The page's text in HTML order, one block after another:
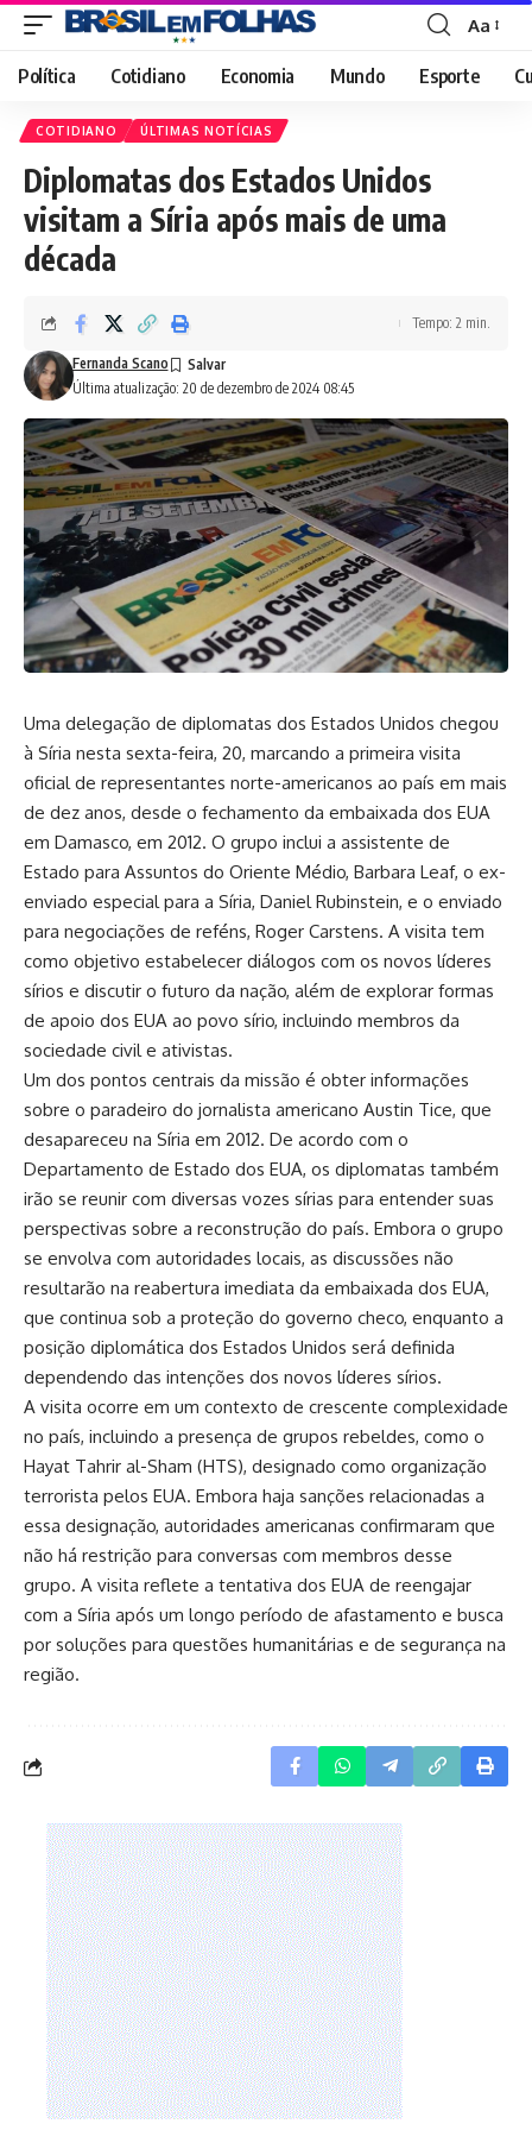
Font
Resizer
Aa
Política Cotidiano Economia Mundo Esporte
COTIDIANO ÚLTIMAS NOTÍCIAS
Diplomatas dos Estados Unidos
visitam a Síria após mais de uma
década
Última atualização: 20 de dezembro de 2024 08:45
Fernanda Scano
Tempo: 2 min.
Uma delegação de diplomatas dos Estados Unidos chegou
à Síria nesta sexta-feira, 20, marcando a primeira visita
oficial de representantes norte-americanos ao país em mais
de dez anos, desde o fechamento da embaixada dos EUA
em Damasco, em 2012. O grupo inclui a assistente de
Estado para Assuntos do Oriente Médio, Barbara Leaf, o ex-
enviado especial para a Síria, Daniel Rubinstein, e o enviado
para negociações de reféns, Roger Carstens. A visita tem
como objetivo estabelecer diálogos com os novos líderes
sírios e discutir o futuro da nação, além de explorar formas
de apoio dos EUA ao povo sírio, incluindo membros da
sociedade civil e ativistas.
Um dos pontos centrais da missão é obter informações
sobre o paradeiro do jornalista americano Austin Tice, que
desapareceu na Síria em 2012. De acordo com o
Departamento de Estado dos EUA, os diplomatas também
irão se reunir com diversas vozes sírias para entender suas
perspectivas sobre a reconstrução do país. Embora o grupo
se envolva com autoridades locais, as discussões não
resultarão na reabertura imediata da embaixada dos EUA,
que continua sob a proteção do governo checo, enquanto a
posição diplomática dos Estados Unidos será definida
dependendo das intenções dos novos líderes sírios.
A visita ocorre em um contexto de crescente complexidade
no país, incluindo a presença de grupos rebeldes, como o
Hayat Tahrir al-Sham (HTS), designado como organização
terrorista pelos EUA. Embora haja sanções relacionadas a
essa designação, autoridades americanas confirmaram que
não há restrição para conversas com membros desse
grupo. A visita reflete a tentativa dos EUA de reengajar
com a Síria após um longo período de afastamento e busca
por soluções para questões humanitárias e de segurança na
região.